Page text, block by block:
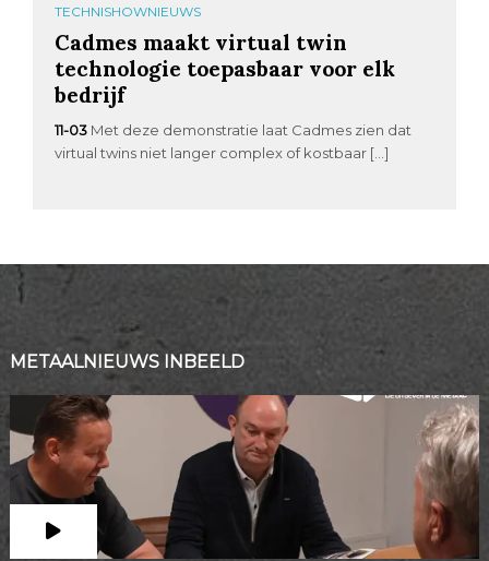
TECHNISHOWNIEUWS
Cadmes maakt virtual twin
technologie toepasbaar voor elk
bedrijf
11-03 Met deze demonstratie laat Cadmes zien dat
virtual twins niet langer complex of kostbaar […]
METAALNIEUWS INBEELD